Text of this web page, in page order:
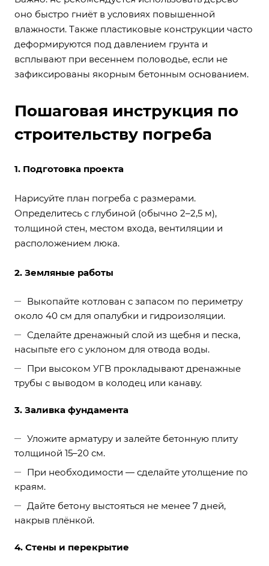
оно быстро гниёт в условиях повышенной
влажности. Также пластиковые конструкции часто
деформируются под давлением грунта и
всплывают при весеннем половодье, если не
зафиксированы якорным бетонным основанием.
Пошаговая инструкция по
строительству погреба
1. Подготовка проекта
Нарисуйте план погреба с размерами.
Определитесь с глубиной (обычно 2–2,5 м),
толщиной стен, местом входа, вентиляции и
расположением люка.
2. Земляные работы
Выкопайте котлован с запасом по периметру
около 40 см для опалубки и гидроизоляции.
Сделайте дренажный слой из щебня и песка,
насыпьте его с уклоном для отвода воды.
При высоком УГВ прокладывают дренажные
трубы с выводом в колодец или канаву.
3. Заливка фундамента
Уложите арматуру и залейте бетонную плиту
толщиной 15–20 см.
При необходимости — сделайте утолщение по
краям.
Дайте бетону выстояться не менее 7 дней,
накрыв плёнкой.
4. Стены и перекрытие